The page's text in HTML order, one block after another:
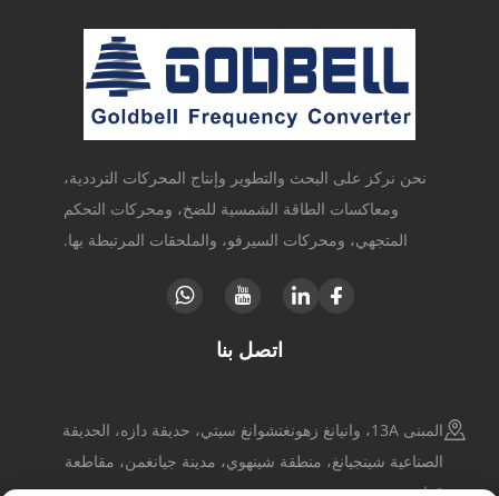
نحن نركز على البحث والتطوير وإنتاج المحركات الترددية،
ومعاكسات الطاقة الشمسية للضخ، ومحركات التحكم
المتجهي، ومحركات السيرفو، والملحقات المرتبطة بها.
اتصل بنا
المبنى 13A، وانيانغ زهونغتشوانغ سيتي، حديقة دازه، الحديقة
الصناعية شينجيانغ، منطقة شينهوي، مدينة جيانغمن، مقاطعة
قوانغدونغ